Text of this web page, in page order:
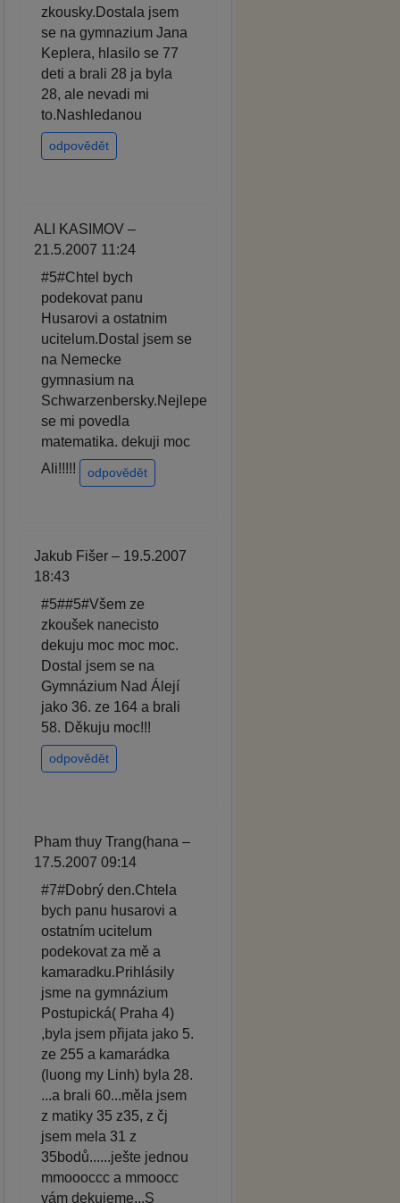
zkousky.Dostala jsem
se na gymnazium Jana
Keplera, hlasilo se 77
deti a brali 28 ja byla
28, ale nevadi mi
to.Nashledanou
odpovědět
ALI KASIMOV –
21.5.2007 11:24
#5#Chtel bych
podekovat panu
Husarovi a ostatnim
ucitelum.Dostal jsem se
na Nemecke
gymnasium na
Schwarzenbersky.Nejlepe
se mi povedla
matematika. dekuji moc
Ali!!!!!
odpovědět
Jakub Fišer – 19.5.2007
18:43
#5##5#Všem ze
zkoušek nanecisto
dekuju moc moc moc.
Dostal jsem se na
Gymnázium Nad Álejí
jako 36. ze 164 a brali
58. Děkuju moc!!!
odpovědět
Pham thuy Trang(hana –
17.5.2007 09:14
#7#Dobrý den.Chtela
bych panu husarovi a
ostatním ucitelum
podekovat za mě a
kamaradku.Prihlásily
jsme na gymnázium
Postupická( Praha 4)
,byla jsem přijata jako 5.
ze 255 a kamarádka
(luong my Linh) byla 28.
...a brali 60...měla jsem
z matiky 35 z35, z čj
jsem mela 31 z
35bodů......ješte jednou
mmoooccc a mmoocc
vám dekujeme...S